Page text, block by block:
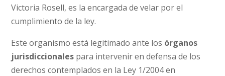
Victoria Rosell, es la encargada de velar por el
cumplimiento de la ley.
Este organismo está legitimado ante los órganos
jurisdiccionales para intervenir en defensa de los
derechos contemplados en la Ley 1/2004 en